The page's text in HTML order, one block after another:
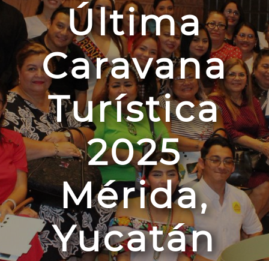
Última
Caravana
Turística
2025
Mérida,
Yucatán